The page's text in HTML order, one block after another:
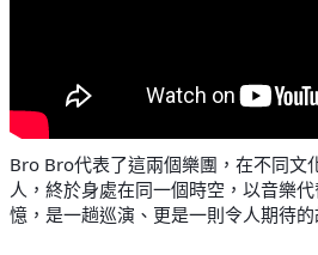
Bro Bro代表了這兩個樂團，在不同文
人，終於身處在同一個時空，以音樂
憶，是一趟巡演、更是一則令人期待的